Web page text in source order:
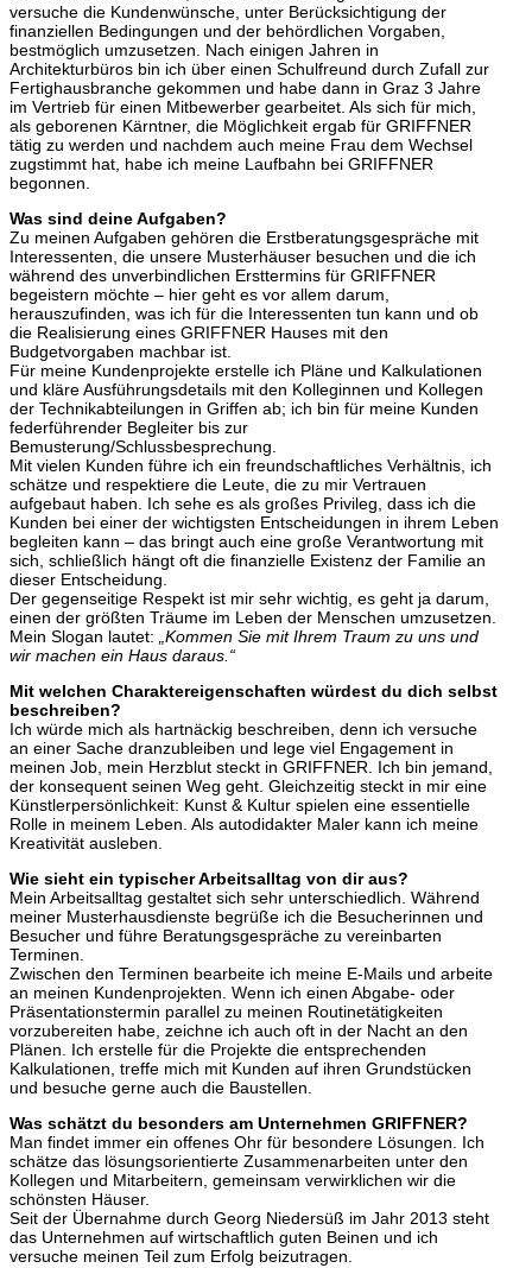
versuche die Kundenwünsche, unter Berücksichtigung der
finanziellen Bedingungen und der behördlichen Vorgaben,
bestmöglich umzusetzen. Nach einigen Jahren in
Architekturbüros bin ich über einen Schulfreund durch Zufall zur
Fertighausbranche gekommen und habe dann in Graz 3 Jahre
im Vertrieb für einen Mitbewerber gearbeitet. Als sich für mich,
als geborenen Kärntner, die Möglichkeit ergab für GRIFFNER
tätig zu werden und nachdem auch meine Frau dem Wechsel
zugstimmt hat, habe ich meine Laufbahn bei GRIFFNER
begonnen.
Was sind deine Aufgaben?
Zu meinen Aufgaben gehören die Erstberatungsgespräche mit
Interessenten, die unsere Musterhäuser besuchen und die ich
während des unverbindlichen Ersttermins für GRIFFNER
begeistern möchte – hier geht es vor allem darum,
herauszufinden, was ich für die Interessenten tun kann und ob
die Realisierung eines GRIFFNER Hauses mit den
Budgetvorgaben machbar ist.
Für meine Kundenprojekte erstelle ich Pläne und Kalkulationen
und kläre Ausführungsdetails mit den Kolleginnen und Kollegen
der Technikabteilungen in Griffen ab; ich bin für meine Kunden
federführender Begleiter bis zur
Bemusterung/Schlussbesprechung.
Mit vielen Kunden führe ich ein freundschaftliches Verhältnis, ich
schätze und respektiere die Leute, die zu mir Vertrauen
aufgebaut haben. Ich sehe es als großes Privileg, dass ich die
Kunden bei einer der wichtigsten Entscheidungen in ihrem Leben
begleiten kann – das bringt auch eine große Verantwortung mit
sich, schließlich hängt oft die finanzielle Existenz der Familie an
dieser Entscheidung.
Der gegenseitige Respekt ist mir sehr wichtig, es geht ja darum,
einen der größten Träume im Leben der Menschen umzusetzen.
Mein Slogan lautet:
„Kommen Sie mit Ihrem Traum zu uns und
wir machen ein Haus daraus.“
Mit welchen Charaktereigenschaften würdest du dich selbst
beschreiben?
Ich würde mich als hartnäckig beschreiben, denn ich versuche
an einer Sache dranzubleiben und lege viel Engagement in
meinen Job, mein Herzblut steckt in GRIFFNER. Ich bin jemand,
der konsequent seinen Weg geht. Gleichzeitig steckt in mir eine
Künstlerpersönlichkeit: Kunst & Kultur spielen eine essentielle
Rolle in meinem Leben. Als autodidakter Maler kann ich meine
Kreativität ausleben.
Wie sieht ein typischer Arbeitsalltag von dir aus?
Mein Arbeitsalltag gestaltet sich sehr unterschiedlich. Während
meiner Musterhausdienste begrüße ich die Besucherinnen und
Besucher und führe Beratungsgespräche zu vereinbarten
Terminen.
Zwischen den Terminen bearbeite ich meine E-Mails und arbeite
an meinen Kundenprojekten. Wenn ich einen Abgabe- oder
Präsentationstermin parallel zu meinen Routinetätigkeiten
vorzubereiten habe, zeichne ich auch oft in der Nacht an den
Plänen. Ich erstelle für die Projekte die entsprechenden
Kalkulationen, treffe mich mit Kunden auf ihren Grundstücken
und besuche gerne auch die Baustellen.
Was schätzt du besonders am Unternehmen GRIFFNER?
Man findet immer ein offenes Ohr für besondere Lösungen. Ich
schätze das lösungsorientierte Zusammenarbeiten unter den
Kollegen und Mitarbeitern, gemeinsam verwirklichen wir die
schönsten Häuser.
Seit der Übernahme durch Georg Niedersüß im Jahr 2013 steht
das Unternehmen auf wirtschaftlich guten Beinen und ich
versuche meinen Teil zum Erfolg beizutragen.